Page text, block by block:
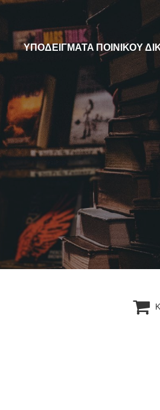
ΥΠΟΔΕΙΓΜΑΤΑ ΠΟΙΝΙΚΟΥ
